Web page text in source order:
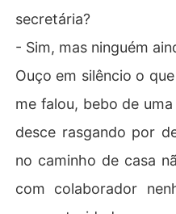
secretária?
- Sim, mas ninguém
Ouço em silêncio o
me falou, bebo de
desce rasgando por
no caminho de casa
com colaborador